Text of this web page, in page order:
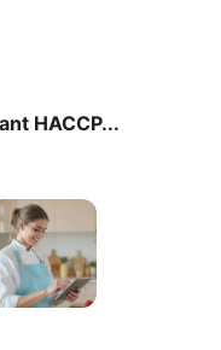
HACCP...